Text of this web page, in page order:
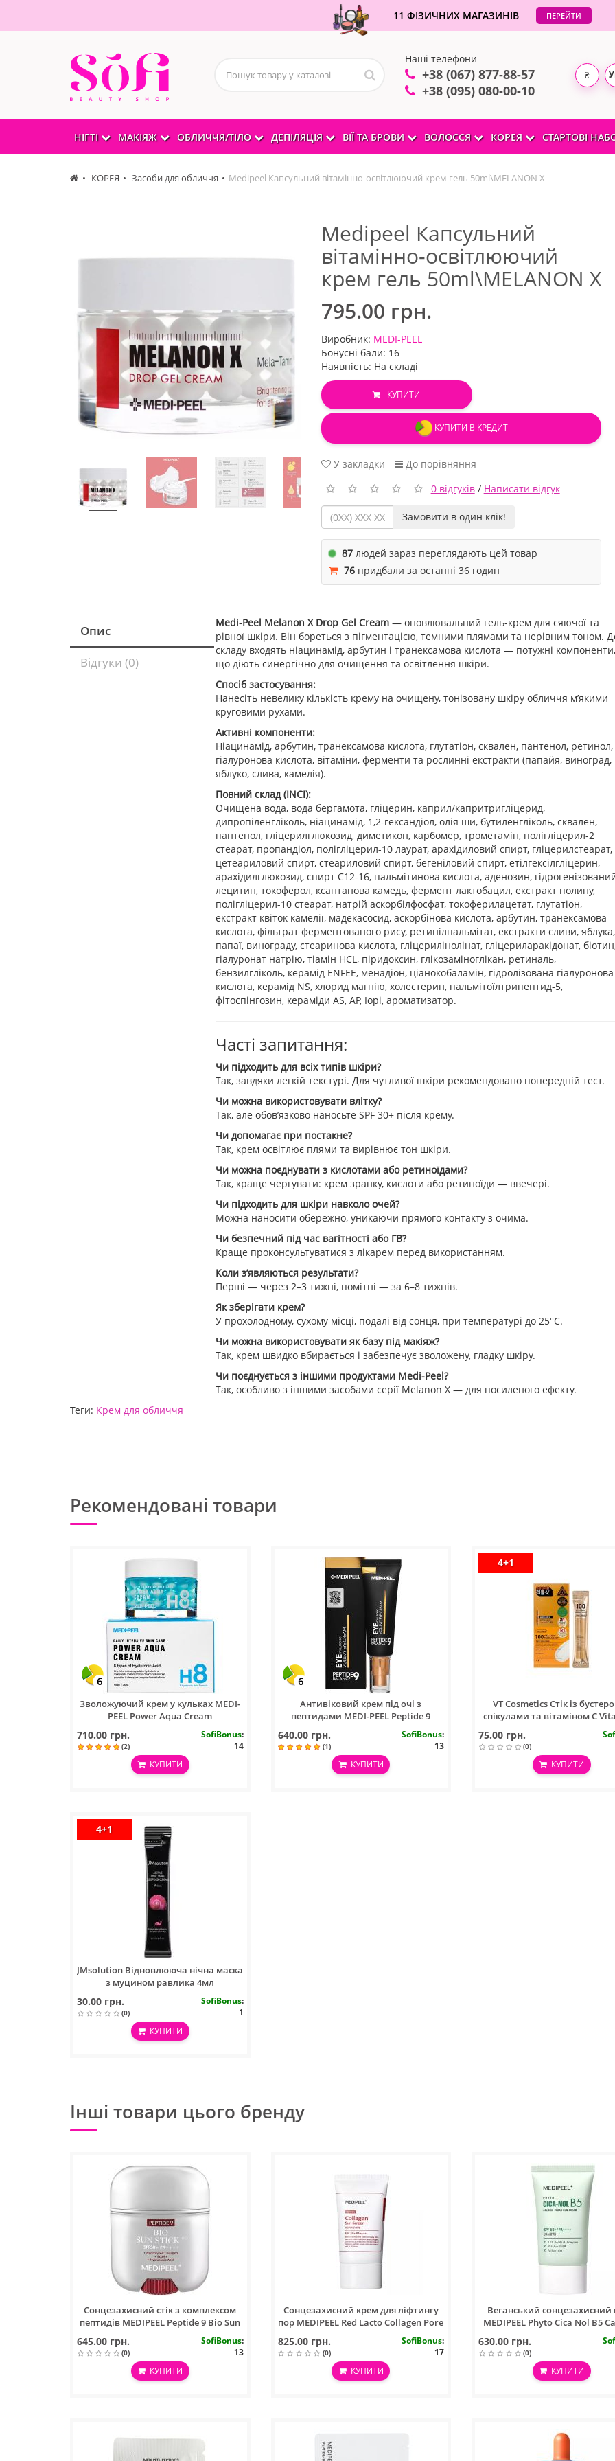
11 ФІЗИЧНИХ МАГАЗИНІВ ПЕРЕЙТИ
Наші телефони
+38 (067) 877-88-57
+38 (095) 080-00-10
₴
НІГТІ МАКІЯЖ ОБЛИЧЧЯ/ТІЛО ДЕПІЛЯЦІЯ ВІЇ ТА БРОВИ ВОЛОССЯ КОРЕЯ СТАРТОВІ
КОРЕЯ Засоби для обличчя Medipeel Капсульний вітамінно-освітлюючий крем гель 50ml\MELANON X
Medipeel Капсульний
вітамінно-освітлюючий
крем гель 50ml\MELANON X
795.00 грн.
Виробник: MEDI-PEEL
Бонусні бали: 16
Наявність: На складі
КУПИТИ
КУПИТИ В КРЕДИТ
У закладки
До порівняння
0 відгуків/ Написати відгук
Замовити в один клік!
87людей зараз переглядають цей товар
76придбали за останні 36 годин
Опис
Відгуки (0)
Medi-Peel Melanon X Drop Gel Cream— оновлювальний гель-крем для сяючої та
рівної шкіри. Він бореться з пігментацією, темними плямами та нерівним тоном.
складу входять ніацинамід, арбутин і транексамова кислота — потужні компоненти,
що діють синергічно для очищення та освітлення шкіри.
Спосіб застосування:
Нанесіть невелику кількість крему на очищену, тонізовану шкіру обличчя м’якими
круговими рухами.
Активні компоненти:
Ніацинамід, арбутин, транексамова кислота, глутатіон, сквален, пантенол, ретинол,
гіалуронова кислота, вітаміни, ферменти та рослинні екстракти (папайя, виноград,
яблуко, слива, камелія).
Повний склад (INCI):
Очищена вода, вода бергамота, гліцерин, каприл/капритригліцерид,
дипропіленгліколь, ніацинамід, 1,2-гександіол, олія ши, бутиленгліколь, сквален,
пантенол, гліцерилглюкозид, диметикон, карбомер, трометамін, полігліцерил-2
стеарат, пропандіол, полігліцерил-10 лаурат, арахідиловий спирт, гліцерилстеарат,
цетеариловий спирт, стеариловий спирт, бегеніловий спирт, етілгексілгліцерин,
арахідилглюкозид, спирт С12-16, пальмітинова кислота, аденозин,
лецитин, токоферол, ксантанова камедь, фермент лактобацил, екстракт полину,
полігліцерил-10 стеарат, натрій аскорбілфосфат, токоферилацетат, глутатіон,
екстракт квіток камелії, мадекасосид, аскорбінова кислота, арбутин, транексамова
кислота, фільтрат ферментованого рису, ретинілпальмітат, екстракти сливи, яблука,
папаї, винограду, стеаринова кислота, гліцерилінолінат, гліцериларакідонат,
гіалуронат натрію, тіамін HCL, піридоксин, глікозаміноглікан, ретиналь,
бензилгліколь, керамід ENFEE, менадіон, ціанокобаламін, гідролізована гіалуронова
кислота, керамід NS, хлорид магнію, холестерин, пальмітоїлтрипептид-5,
фітоспінгозин, кераміди AS, AP, Iopi, ароматизатор.
Часті запитання:
Чи підходить для всіх типів шкіри?
Так, завдяки легкій текстурі. Для чутливої шкіри рекомендовано попередній тест.
Чи можна використовувати влітку?
Так, але обов’язково наносьте SPF 30+ після крему.
Чи допомагає при постакне?
Так, крем освітлює плями та вирівнює тон шкіри.
Чи можна поєднувати з кислотами або ретиноїдами?
Так, краще чергувати: крем зранку, кислоти або ретиноїди — ввечері.
Чи підходить для шкіри навколо очей?
Можна наносити обережно, уникаючи прямого контакту з очима.
Чи безпечний під час вагітності або ГВ?
Краще проконсультуватися з лікарем перед використанням.
Коли з’являються результати?
Перші — через 2–3 тижні, помітні — за 6–8 тижнів.
Як зберігати крем?
У прохолодному, сухому місці, подалі від сонця, при температурі до 25°C.
Чи можна використовувати як базу під макіяж?
Так, крем швидко вбирається і забезпечує зволожену, гладку шкіру.
Чи поєднується з іншими продуктами Medi-Peel?
Так, особливо з іншими засобами серії Melanon X — для посиленого ефекту.
Теги: Крем для обличчя
Рекомендовані товари
6
Зволожуючий крем у кульках MEDI-
PEEL Power Aqua Cream
710.00 грн.
(2)
SofiBonus:
14
КУПИТИ
6
Антивіковий крем під очі з
пептидами MEDI-PEEL Peptide 9
Hyaluronic Volumy Eye Cream
640.00 грн.
(1)
SofiBonus:
13
КУПИТИ
4+1
VT Cosmetics Стік із
спікулами та вітаміном С
75.00 грн.
(0)
КУПИТИ
4+1
JMsolution Відновлююча нічна маска
з муцином равлика 4мл
30.00 грн.
(0)
SofiBonus:
1
КУПИТИ
Інші товари цього бренду
Сонцезахисний стік з комплексом
пептидів MEDIPEEL Peptide 9 Bio Sun
Stick Pro SPF50+ PA++++, 19 гр
645.00 грн.
(0)
SofiBonus:
13
КУПИТИ
Сонцезахисний крем для ліфтингу
пор MEDIPEEL Red Lacto Collagen Pore
Lifting Sun Cream, 50 г
825.00 грн.
(0)
SofiBonus:
17
КУПИТИ
Веганський сонцезахисний
MEDIPEEL Phyto Cica Nol B5
Vegan Sun Cream, 50 мл
630.00 грн.
(0)
КУПИТИ